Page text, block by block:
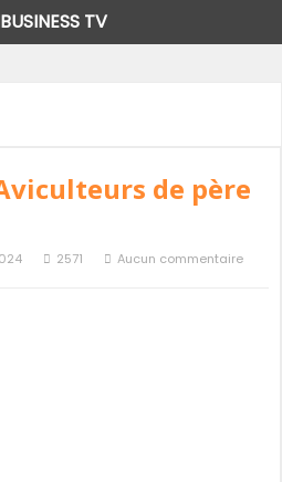
:droit
de père
2571 Aucun commentaire